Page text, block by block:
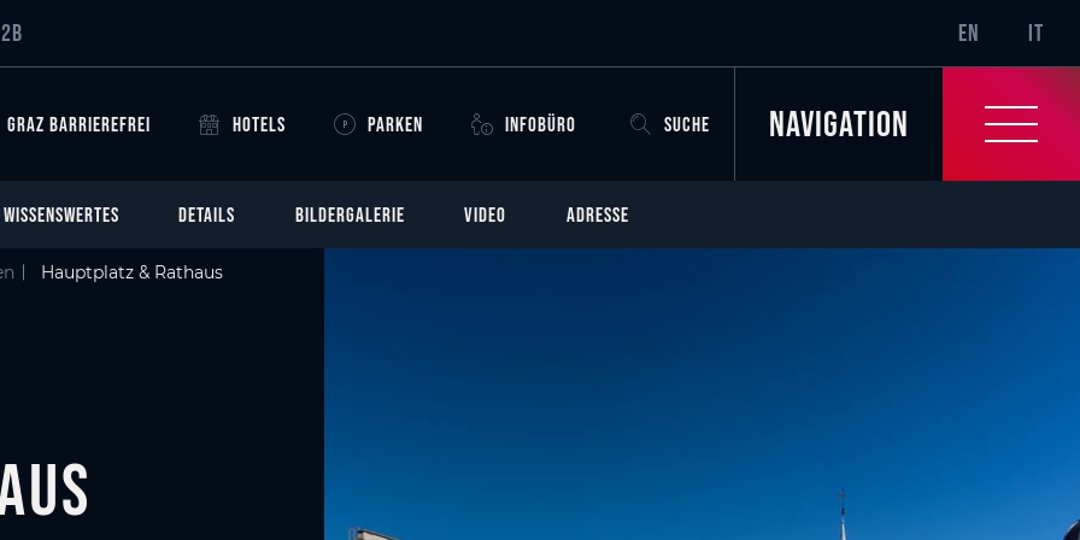
SR-
EN IT
GRAZ BARRIEREFREI HOTELS PARKEN INFOBÜRO SUCHE Navigation
WISSENSWERTES DETAILS BILDERGALERIE VIDEO ADRESSE
Hauptplatz & Rathaus